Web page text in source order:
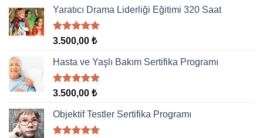
aldı
Yaratıcı Drama Liderliği Eğitimi 320 Saat
5 üzerinden
aldı
3.500,00 ₺
Hasta ve Yaşlı Bakım Sertifika Programı
5 üzerinden
aldı
3.500,00 ₺
Objektif Testler Sertifika Programı